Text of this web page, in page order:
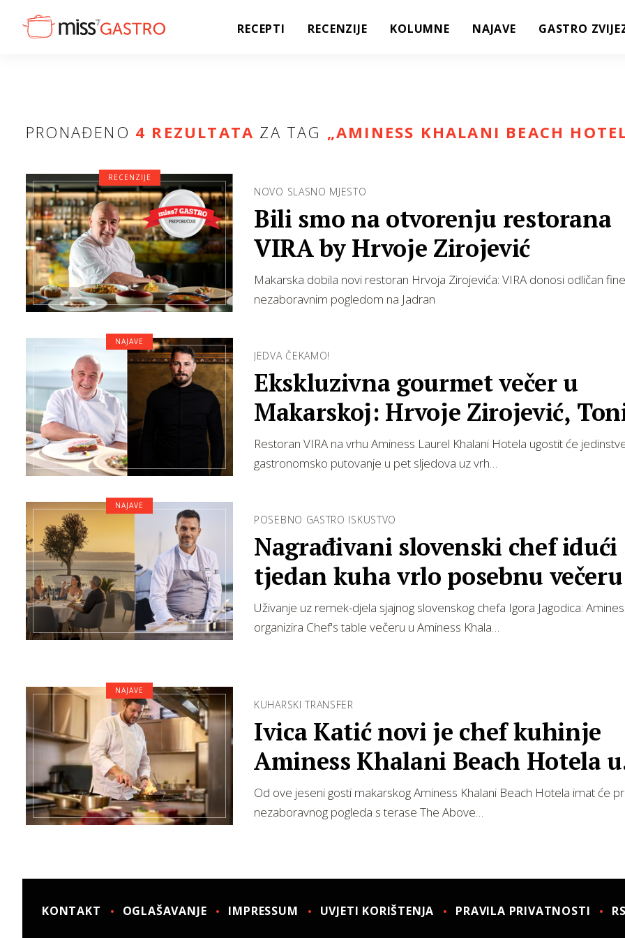
RECEPTI RECENZIJE KOLUMNE NAJAVE GASTRO
PRONAĐENO 4 REZULTATA ZA TAG „AMINESS KHALANI BEACH
NOVO SLASNO MJESTO
Bili smo na otvorenju restorana
VIRA by Hrvoje Zirojević
Makarska dobila novi restoran Hrvoja Zirojevića: VIRA donosi odličan
nezaboravnim pogledom na Jadran
RECENZIJE
JEDVA ČEKAMO!
Ekskluzivna gourmet večer u
Makarskoj: Hrvoje Zirojević,
Boban i Bojana Bu…
Restoran VIRA na vrhu Aminess Laurel Khalani Hotela ugostit će
gastronomsko putovanje u pet sljedova uz vrh…
NAJAVE
POSEBNO GASTRO ISKUSTVO
Nagrađivani slovenski chef idući
tjedan kuha vrlo posebnu večeru
Uživanje uz remek-djela sjajnog slovenskog chefa Igora Jagodica:
organizira Chef's table večeru u Aminess Khala…
NAJAVE
KUHARSKI TRANSFER
Ivica Katić novi je chef kuhinje
Aminess Khalani Beach Hotela u
Makarskoj
Od ove jeseni gosti makarskog Aminess Khalani Beach Hotela imat će
nezaboravnog pogleda s terase The Above…
NAJAVE
KONTAKT OGLAŠAVANJE IMPRESSUM UVJETI KORIŠTENJA PRAVILA PRIVATNOSTI